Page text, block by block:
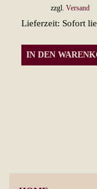
zzgl.Versand
Lieferzeit: Sofort
IN DEN